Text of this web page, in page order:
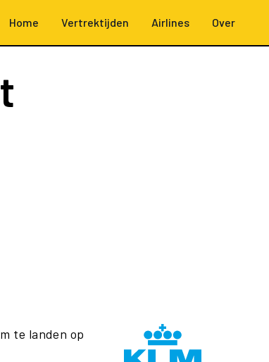
Home Vertrektijden Airlines Over
te landen op